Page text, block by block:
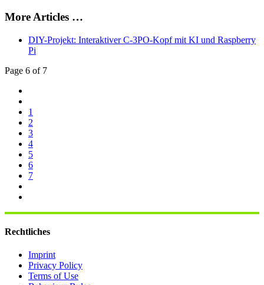
More Articles …
DIY-Projekt: Interaktiver C-3PO-Kopf mit KI und Raspberry
Pi
Page 6 of 7
1
2
3
4
5
6
7
Rechtliches
Imprint
Privacy Policy
Terms of Use